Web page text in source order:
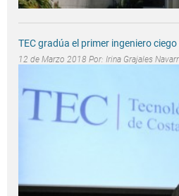
TEC gradúa el primer ingeniero
12 de Marzo 2018 Por: Irina Grajales